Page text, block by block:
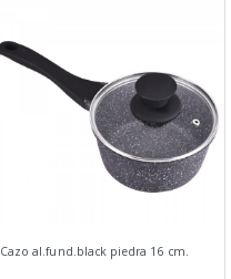
Cazo al.fund.black piedra 16 cm.